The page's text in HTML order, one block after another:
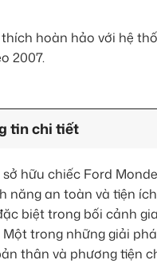
hoàn hảo với hệ
2007.
tin chi tiết
hữu chiếc Ford
năng an toàn và tiện
biệt trong bối cảnh
Một trong những giải
thân và phương tiện